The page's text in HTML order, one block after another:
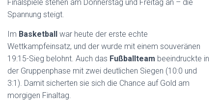
Finalspiele stehen am Donnerstag und Freitag an – die
Spannung steigt.
Im Basketball war heute der erste echte
Wettkampfeinsatz, und der wurde mit einem souveränen
19:15-Sieg belohnt. Auch das Fußballteam beeindruckte in
der Gruppenphase mit zwei deutlichen Siegen (10:0 und
3:1). Damit sicherten sie sich die Chance auf Gold am
morgigen Finaltag.